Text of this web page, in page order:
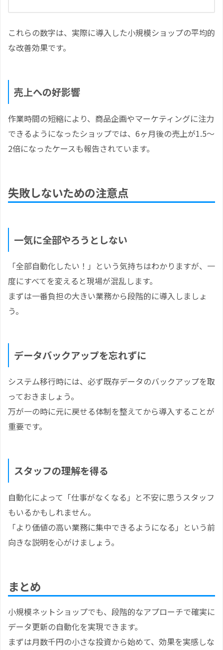
これらの数字は、実際に導入した小規模ショップの平均的
な改善効果です。
売上への好影響
作業時間の短縮により、商品企画やマーケティングに注力
できるようになったショップでは、6ヶ月後の売上が1.5～
2倍になったケースも報告されています。
失敗しないための注意点
一気に全部やろうとしない
「全部自動化したい！」という気持ちはわかりますが、一
度にすべてを変えると現場が混乱します。
まずは一番負担の大きい業務から段階的に導入しましょ
う。
データバックアップを忘れずに
システム移行時には、必ず既存データのバックアップを取
っておきましょう。
万が一の時に元に戻せる体制を整えてから導入することが
重要です。
スタッフの理解を得る
自動化によって「仕事がなくなる」と不安に思うスタッフ
もいるかもしれません。
「より価値の高い業務に集中できるようになる」という前
向きな説明を心がけましょう。
まとめ
小規模ネットショップでも、段階的なアプローチで確実に
データ更新の自動化を実現できます。
まずは月数千円の小さな投資から始めて、効果を実感しな